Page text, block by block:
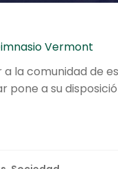
Vermont
la comunidad de
pone a su